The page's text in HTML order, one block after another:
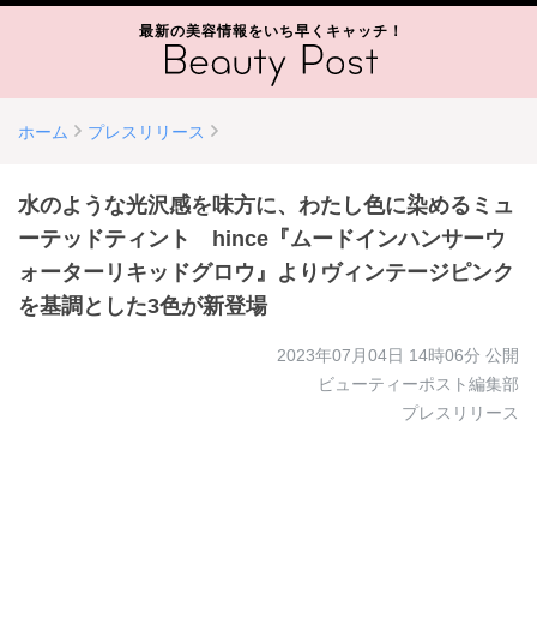
最新の美容情報をいち早くキャッチ！
ホーム プレスリリース
水のような光沢感を味方に、わたし色に染めるミュ
ーテッドティント hince『ムードインハンサーウ
ォーターリキッドグロウ』よりヴィンテージピンク
を基調とした3色が新登場
2023年07月04日 14時06分 公開
ビューティーポスト編集部
プレスリリース